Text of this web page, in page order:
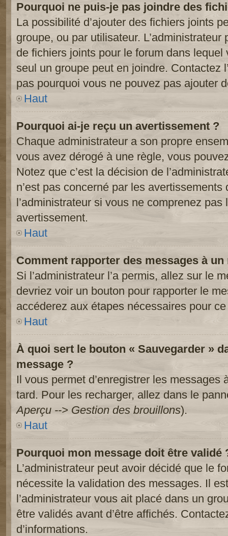
Pourquoi ne puis-je pas joindre des
La possibilité d’ajouter des fichiers joints
groupe, ou par utilisateur. L’administrateur
de fichiers joints pour le forum dans
seul un groupe peut en joindre. Contactez
pas pourquoi vous ne pouvez pas ajouter
Haut
Pourquoi ai-je reçu un avertissement ?
Chaque administrateur a son propre
vous avez dérogé à une règle, vous
Notez que c’est la décision de
n’est pas concerné par les avertissements
l’administrateur si vous ne comprenez
avertissement.
Haut
Comment rapporter des messages à
Si l’administrateur l’a permis, allez sur le
devriez voir un bouton pour rapporter le
accéderez aux étapes nécessaires pour
Haut
À quoi sert le bouton « Sauvegarder »
message ?
Il vous permet d’enregistrer les messages
tard. Pour les recharger, allez dans le
Aperçu --> Gestion des brouillons).
Haut
Pourquoi mon message doit être validé
L’administrateur peut avoir décidé que le
nécessite la validation des messages. Il
l’administrateur vous ait placé dans un
être validés avant d’être affichés.
d’informations.